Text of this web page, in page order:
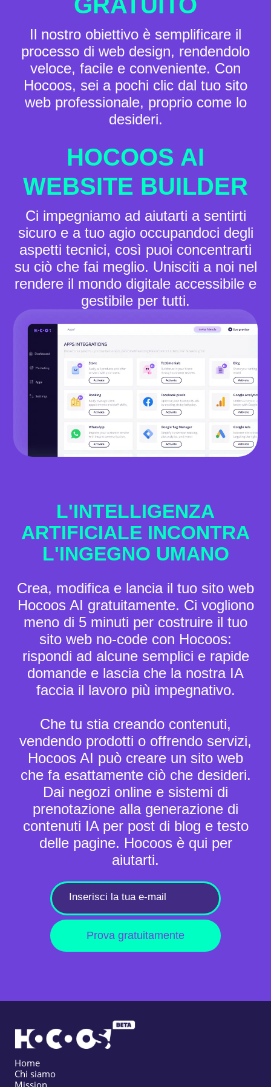
Il nostro obiettivo è semplificare il
processo di web design, rendendolo
veloce, facile e conveniente. Con
Hocoos, sei a pochi clic dal tuo sito
web professionale, proprio come lo
desideri.
HOCOOS AI
WEBSITE BUILDER
Ci impegniamo ad aiutarti a sentirti
sicuro e a tuo agio occupandoci degli
aspetti tecnici, così puoi concentrarti
su ciò che fai meglio. Unisciti a noi nel
rendere il mondo digitale accessibile e
gestibile per tutti.
L'INTELLIGENZA
ARTIFICIALE INCONTRA
L'INGEGNO UMANO
Crea, modifica e lancia il tuo sito web
Hocoos AI gratuitamente. Ci vogliono
meno di 5 minuti per costruire il tuo
sito web no-code con Hocoos:
rispondi ad alcune semplici e rapide
domande e lascia che la nostra IA
faccia il lavoro più impegnativo.
Che tu stia creando contenuti,
vendendo prodotti o offrendo servizi,
Hocoos AI può creare un sito web
che fa esattamente ciò che desideri.
Dai negozi online e sistemi di
prenotazione alla generazione di
contenuti IA per post di blog e testo
delle pagine. Hocoos è qui per
aiutarti.
Prova gratuitamente
Home
Chi siamo
Mission